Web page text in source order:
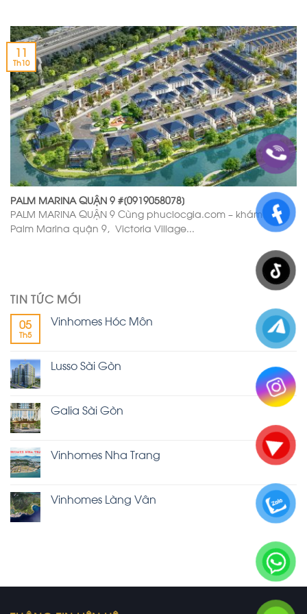
PALM MARINA QUẬN 9 #[0919058078]
PALM MARINA QUẬN 9 Cùng phuclocgia.com – khám phá
Palm Marina quận 9, Victoria Village...
11
Th10
TIN TỨC MỚI
05
Th5
Vinhomes Hóc Môn
Lusso Sài Gòn
Galia Sài Gòn
Vinhomes Nha Trang
Vinhomes Làng Vân